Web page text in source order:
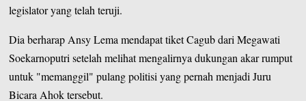
legislator yang telah teruji.
Dia berharap Ansy Lema mendapat tiket Cagub dari Megawati
Soekarnoputri setelah melihat mengalirnya dukungan akar rumput
untuk "memanggil" pulang politisi yang pernah menjadi Juru
Bicara Ahok tersebut.